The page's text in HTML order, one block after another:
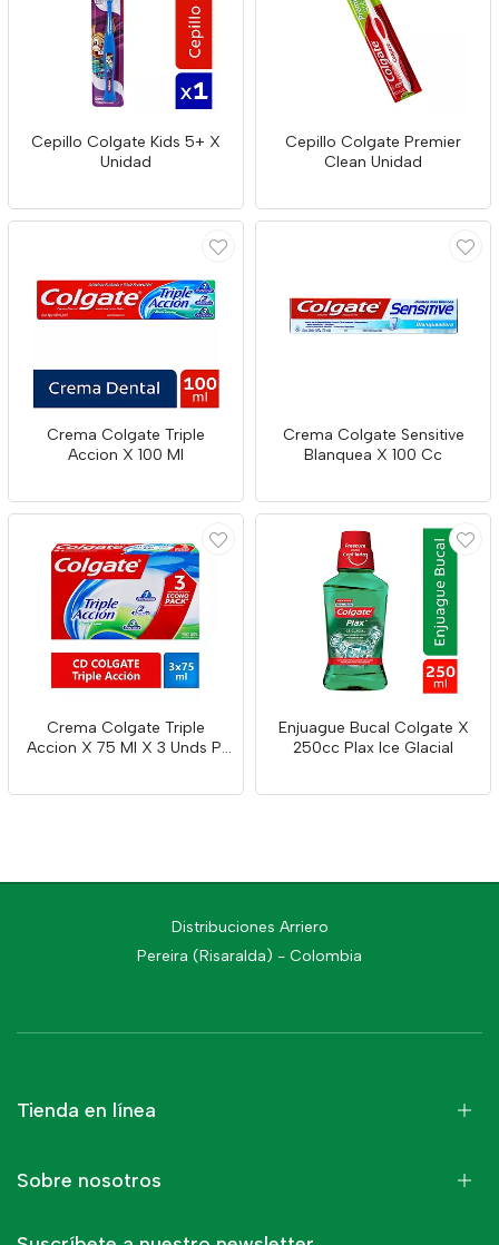
Cepillo Colgate Kids 5+ X
Unidad
Cepillo Colgate Premier
Clean Unidad
Crema Colgate Triple
Accion X 100 Ml
Crema Colgate Sensitive
Blanquea X 100 Cc
Crema Colgate Triple
Accion X 75 Ml X 3 Unds P/
Enjuague Bucal Colgate X
250cc Plax Ice Glacial
Distribuciones Arriero
Pereira (Risaralda) - Colombia
Tienda en línea
Sobre nosotros